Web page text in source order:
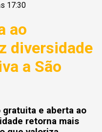
17:30
ao
diversidade
a São
gratuita e aberta ao
retorna mais